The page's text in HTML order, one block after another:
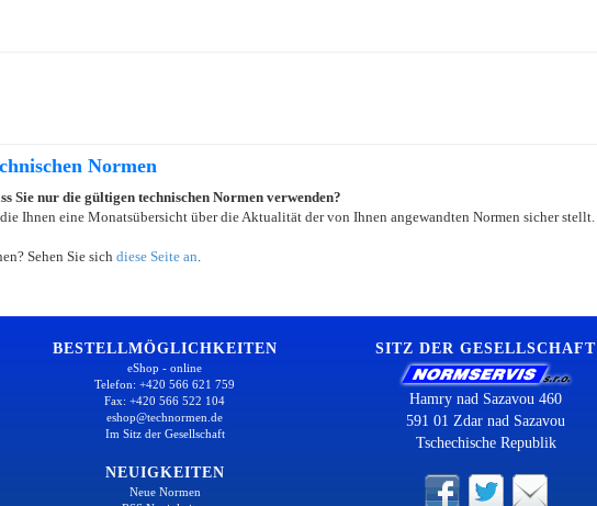
Normen
Sie nur die gültigen technischen Normen verwenden?
Ihnen eine Monatsübersicht über die Aktualität der von Ihnen angewandten Normen sicher stellt.
Sehen Sie sichdiese Seite an.
BESTELLMÖGLICHKEITEN
eShop - online
Telefon: +420 566 621 759
Fax: +420 566 522 104
eshop@technormen.de
Im Sitz der Gesellschaft
NEUIGKEITEN
Neue Normen
SITZ DER GESELLSCHAFT
Hamry nad Sazavou 460
591 01 Zdar nad Sazavou
Tschechische Republik